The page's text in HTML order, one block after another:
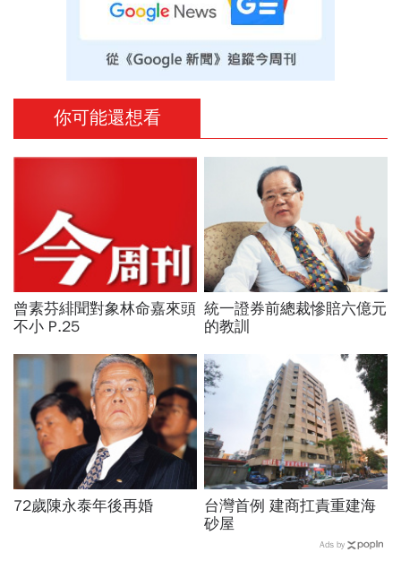
你可能還想看
曾素芬緋聞對象林命嘉來頭
不小 P.25
統一證券前總裁慘賠六億元
的教訓
72歲陳永泰年後再婚
台灣首例 建商扛責重建海
砂屋
Ads by